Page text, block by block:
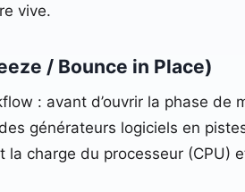
vive.
/ Bounce in Place)
: avant d’ouvrir la phase
générateurs logiciels en
charge du processeur (CPU)